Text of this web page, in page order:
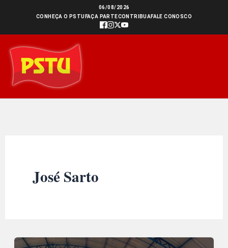
conteúdo
06/08/2026
CONHEÇA O PSTU FAÇA PARTECONTRIBUAFALE CONOSCO
José Sarto